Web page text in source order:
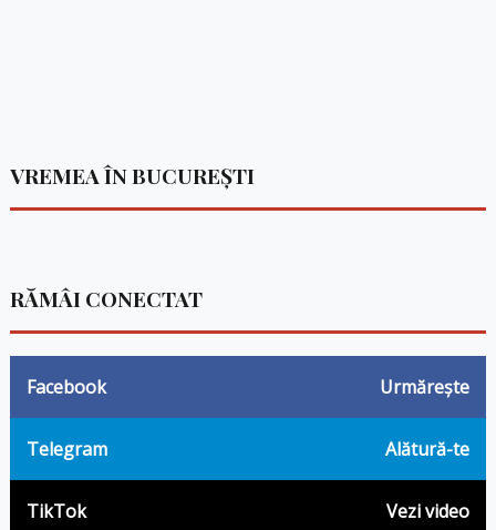
VREMEA ÎN BUCUREȘTI
RĂMÂI CONECTAT
Facebook Urmărește
Telegram Alătură-te
TikTok Vezi video